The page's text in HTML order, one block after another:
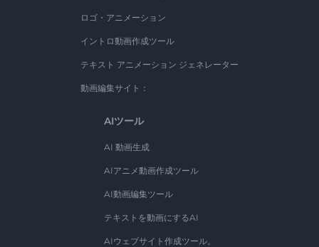
ロゴ・アニメーション
イントロ動画作成ツール
テキスト アニメーション ジェネレーター
動画編集サイト：
AIツール
AI 動画生成
AIアニメ動画作成ツール
AI動画編集ツール
テキストを動画にするAI
AIウェブサイト作成ツール。